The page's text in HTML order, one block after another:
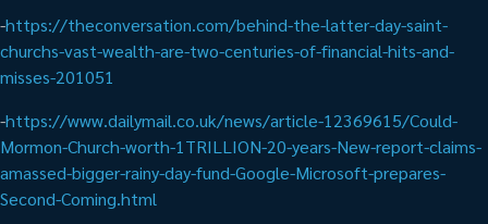
-https://theconversation.com/behind-the-latter-day-saint-
churchs-vast-wealth-are-two-centuries-of-financial-hits-and-
misses-201051
-https://www.dailymail.co.uk/news/article-12369615/Could-
Mormon-Church-worth-1TRILLION-20-years-New-report-claims-
amassed-bigger-rainy-day-fund-Google-Microsoft-prepares-
Second-Coming.html